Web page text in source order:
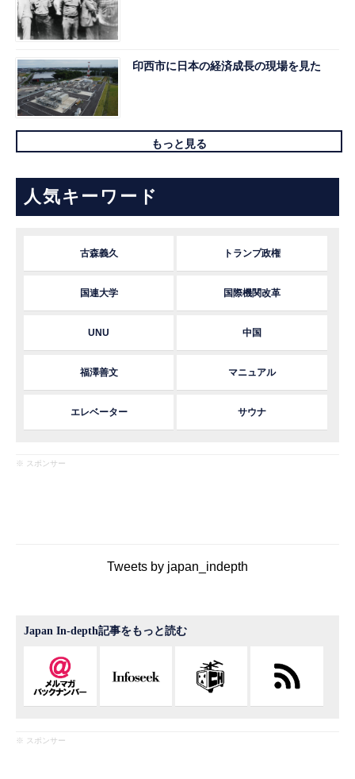
印西市に日本の経済成長の現場を見た
もっと見る
人気キーワード
古森義久 トランプ政権
国連大学 国際機関改革
UNU 中国
福澤善文 マニュアル
エレベーター サウナ
※ スポンサー
Tweets by japan_indepth
Japan In-depth記事をもっと読む
※ スポンサー